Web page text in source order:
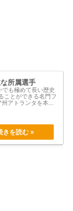
所属選手
でも極めて長い歴史
ことができる名門フ
アトランタを本...